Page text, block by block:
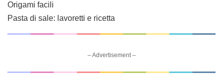
Origami facili
Pasta di sale: lavoretti e ricetta
– Advertisement –